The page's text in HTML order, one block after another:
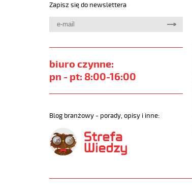
Zapisz się do newslettera
biuro czynne:
pn - pt: 8:00-16:00
Blog branżowy - porady, opisy i inne: